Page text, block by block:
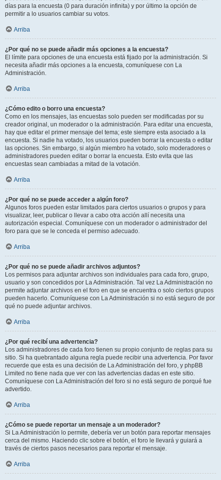
días para la encuesta (0 para duración infinita) y por último la opción de
permitir a lo usuarios cambiar su votos.
Arriba
¿Por qué no se puede añadir más opciones a la encuesta?
El límite para opciones de una encuesta está fijado por la administración. Si
necesita añadir más opciones a la encuesta, comuníquese con La
Administración.
Arriba
¿Cómo edito o borro una encuesta?
Como en los mensajes, las encuestas solo pueden ser modificadas por su
creador original, un moderador o la administración. Para editar una encuesta,
hay que editar el primer mensaje del tema; este siempre esta asociado a la
encuesta. Si nadie ha votado, los usuarios pueden borrar la encuesta o editar
las opciones. Sin embargo, si algún miembro ha votado, solo moderadores o
administradores pueden editar o borrar la encuesta. Esto evita que las
encuestas sean cambiadas a mitad de la votación.
Arriba
¿Por qué no se puede acceder a algún foro?
Algunos foros pueden estar limitados para ciertos usuarios o grupos y para
visualizar, leer, publicar o llevar a cabo otra acción allí necesita una
autorización especial. Comuníquese con un moderador o administrador del
foro para que se le conceda el permiso adecuado.
Arriba
¿Por qué no se puede añadir archivos adjuntos?
Los permisos para adjuntar archivos son individuales para cada foro, grupo,
usuario y son concedidos por La Administración. Tal vez La Administración no
permite adjuntar archivos en el foro en que se encuentra o solo ciertos grupos
pueden hacerlo. Comuníquese con La Administración si no está seguro de por
qué no puede adjuntar archivos.
Arriba
¿Por qué recibí una advertencia?
Los administradores de cada foro tienen su propio conjunto de reglas para su
sitio. Si ha quebrantado alguna regla puede recibir una advertencia. Por favor
recuerde que esta es una decisión de La Administración del foro, y phpBB
Limited no tiene nada que ver con las advertencias dadas en este sitio.
Comuníquese con La Administración del foro si no está seguro de porqué fue
advertido.
Arriba
¿Cómo se puede reportar un mensaje a un moderador?
Si La Administración lo permite, debería ver un botón para reportar mensajes
cerca del mismo. Haciendo clic sobre el botón, el foro le llevará y guiará a
través de ciertos pasos necesarios para reportar el mensaje.
Arriba